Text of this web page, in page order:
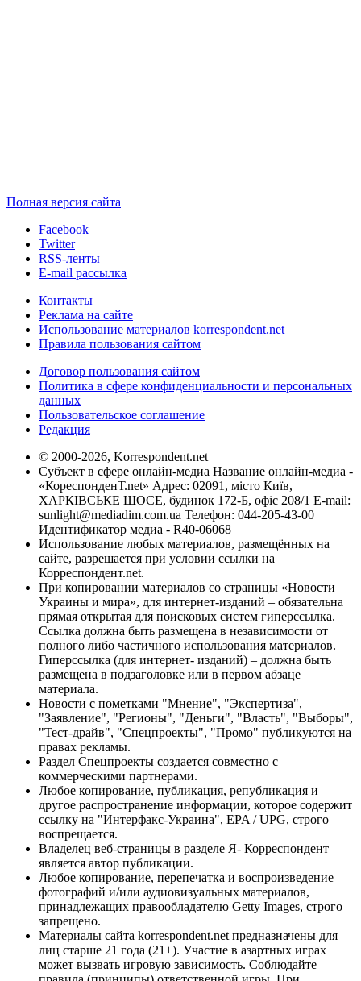
Полная версия сайта
Facebook
Twitter
RSS-ленты
E-mail рассылка
Контакты
Реклама на сайте
Использование материалов korrespondent.net
Правила пользования сайтом
Договор пользования сайтом
Политика в сфере конфиденциальности и персональных
данных
Пользовательское соглашение
Редакция
© 2000-2026, Korrespondent.net
Субъект в сфере онлайн-медиа Название онлайн-медиа -
«КореспонденТ.net» Адрес: 02091, місто Київ,
ХАРКІВСЬКЕ ШОСЕ, будинок 172-Б, офіс 208/1 E-mail:
sunlight@mediadim.com.ua Телефон: 044-205-43-00
Идентификатор медиа - R40-06068
Использование любых материалов, размещённых на
сайте, разрешается при условии ссылки на
Корреспондент.net.
При копировании материалов со страницы «Новости
Украины и мира», для интернет-изданий – обязательна
прямая открытая для поисковых систем гиперссылка.
Ссылка должна быть размещена в независимости от
полного либо частичного использования материалов.
Гиперссылка (для интернет- изданий) – должна быть
размещена в подзаголовке или в первом абзаце
материала.
Новости с пометками "Мнение", "Экспертиза",
"Заявление", "Регионы", "Деньги", "Власть", "Выборы",
"Тест-драйв", "Спецпроекты", "Промо" публикуются на
правах рекламы.
Раздел Спецпроекты создается совместно с
коммерческими партнерами.
Любое копирование, публикация, републикация и
другое распространение информации, которое содержит
ссылку на "Интерфакс-Украина", EPA / UPG, строго
воспрещается.
Владелец веб-страницы в разделе Я- Корреспондент
является автор публикации.
Любое копирование, перепечатка и воспроизведение
фотографий и/или аудиовизуальных материалов,
принадлежащих правообладателю Getty Images, строго
запрещено.
Материалы сайта korrespondent.net предназначены для
лиц старше 21 года (21+). Участие в азартных играх
может вызвать игровую зависимость. Соблюдайте